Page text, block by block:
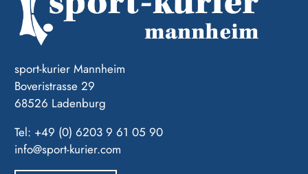
sport-kurier Mannheim
Boveristrasse 29
68526 Ladenburg
Tel: +49 (0) 6203 9 61 05 90
info@sport-kurier.com